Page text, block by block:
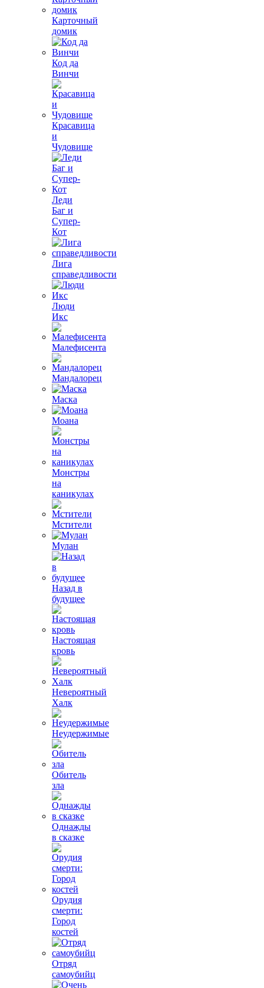
Карточный
домик
Код да
Винчи
Красавица
и
Чудовище
Леди
Баг и
Супер-
Кот
Лига
справедливости
Люди
Икс
Малефисента
Мандалорец
Маска
Моана
Монстры
на
каникулах
Мстители
Мулан
Назад в
будущее
Настоящая
кровь
Невероятный
Халк
Неудержимые
Обитель
зла
Однажды
в сказке
Орудия
смерти:
Город
костей
Отряд
самоубийц